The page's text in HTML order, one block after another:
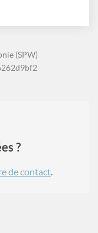
(SPW)
?
de contact.